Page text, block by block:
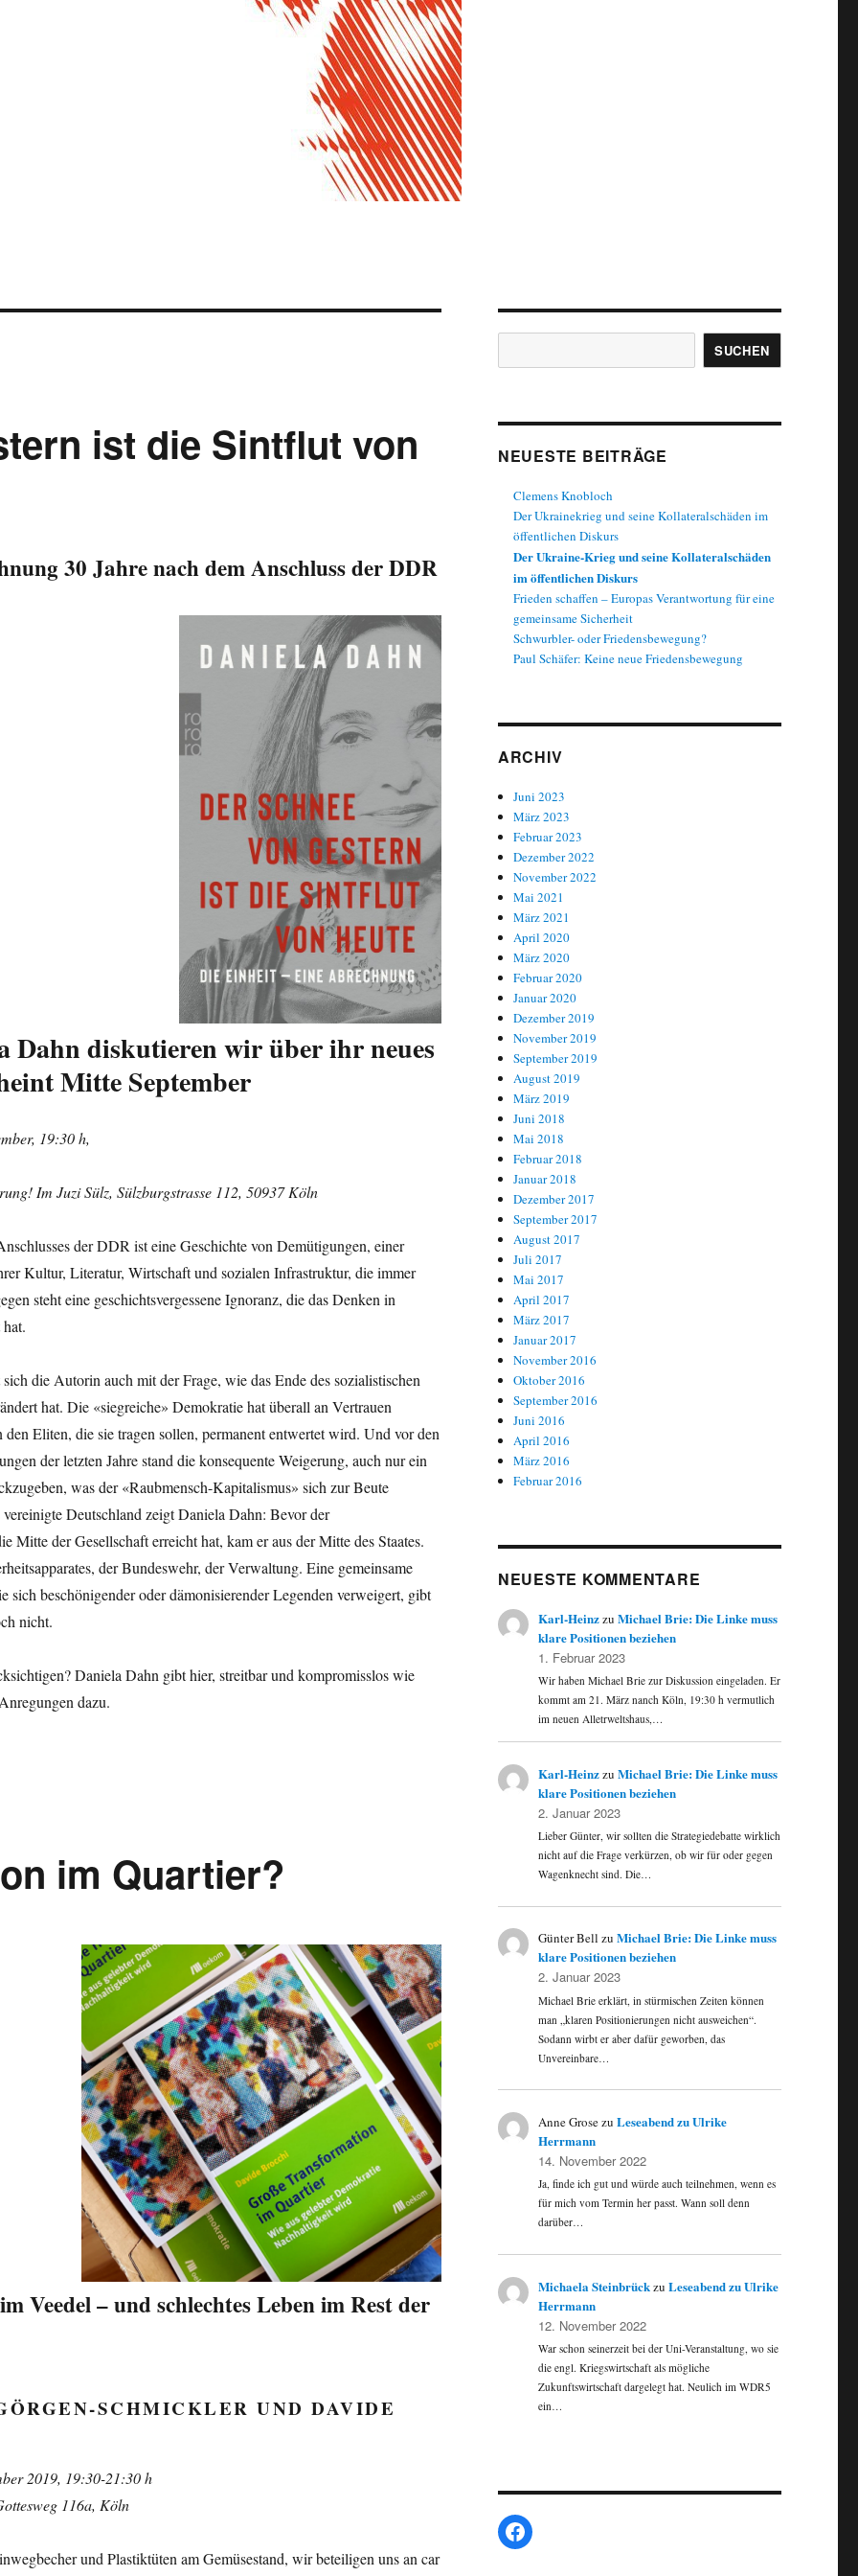
ist die Sintflut von
30 Jahre nach dem Anschluss der DDR
Dahn diskutieren wir über ihr neues
Mitte September
19:30 h,
Im Juzi Sülz, Sülzburgstrasse 112, 50937 Köln
der DDR ist eine Geschichte von Demütigungen, einer
Kultur, Literatur, Wirtschaft und sozialen Infrastruktur, die immer
steht eine geschichtsvergessene Ignoranz, die das Denken in
die Autorin auch mit der Frage, wie das Ende des sozialistischen
hat. Die «siegreiche» Demokratie hat überall an Vertrauen
Eliten, die sie tragen sollen, permanent entwertet wird. Und vor den
der letzten Jahre stand die konsequente Weigerung, auch nur ein
was der «Raubmensch-Kapitalismus» sich zur Beute
vereinigte Deutschland zeigt Daniela Dahn: Bevor der
Mitte der Gesellschaft erreicht hat, kam er aus der Mitte des Staates.
der Bundeswehr, der Verwaltung. Eine gemeinsame
sich beschönigender oder dämonisierender Legenden verweigert, gibt
nicht.
Daniela Dahn gibt hier, streitbar und kompromisslos wie
dazu.
im Quartier?
Veedel – und schlechtes Leben im Rest der
SCHMICKLER UND DAVIDE
2019, 19:30-21:30 h
116a, Köln
und Plastiktüten am Gemüsestand, wir beteiligen uns an car
SUCHEN
NEUESTE BEITRÄGE
Clemens Knobloch
Der Ukrainekrieg und seine Kollateralschäden im
öffentlichen Diskurs
Der Ukraine-Krieg und seine Kollateralschäden
im öffentlichen Diskurs
Frieden schaffen – Europas Verantwortung für eine
gemeinsame Sicherheit
Schwurbler- oder Friedensbewegung?
Paul Schäfer: Keine neue Friedensbewegung
ARCHIV
Juni 2023
März 2023
Februar 2023
Dezember 2022
November 2022
Mai 2021
März 2021
April 2020
März 2020
Februar 2020
Januar 2020
Dezember 2019
November 2019
September 2019
August 2019
März 2019
Juni 2018
Mai 2018
Februar 2018
Januar 2018
Dezember 2017
September 2017
August 2017
Juli 2017
Mai 2017
April 2017
März 2017
Januar 2017
November 2016
Oktober 2016
September 2016
Juni 2016
April 2016
März 2016
Februar 2016
NEUESTE KOMMENTARE
Karl-HeinzzuMichael Brie: Die Linke muss
klare Positionen beziehen
1. Februar 2023
Wir haben Michael Brie zur Diskussion eingeladen. Er
kommt am 21. März nanch Köln, 19:30 h vermutlich
im neuen Alletrweltshaus,…
Karl-HeinzzuMichael Brie: Die Linke muss
klare Positionen beziehen
2. Januar 2023
Lieber Günter, wir sollten die Strategiedebatte wirklich
nicht auf die Frage verkürzen, ob wir für oder gegen
Wagenknecht sind. Die…
Günter Bell zuMichael Brie: Die Linke muss
klare Positionen beziehen
2. Januar 2023
Michael Brie erklärt, in stürmischen Zeiten können
man „klaren Positionierungen nicht ausweichen“.
Sodann wirbt er aber dafür geworben, das
Unvereinbare…
Anne GrosezuLeseabend zu Ulrike
Herrmann
14. November 2022
Ja, finde ich gut und würde auch teilnehmen, wenn es
für mich vom Termin her passt. Wann soll denn
darüber…
Michaela SteinbrückzuLeseabend zu Ulrike
Herrmann
12. November 2022
War schon seinerzeit bei der Uni-Veranstaltung, wo sie
die engl. Kriegswirtschaft als mögliche
Zukunftswirtschaft dargelegt hat. Neulich im WDR5
ein…
Facebook